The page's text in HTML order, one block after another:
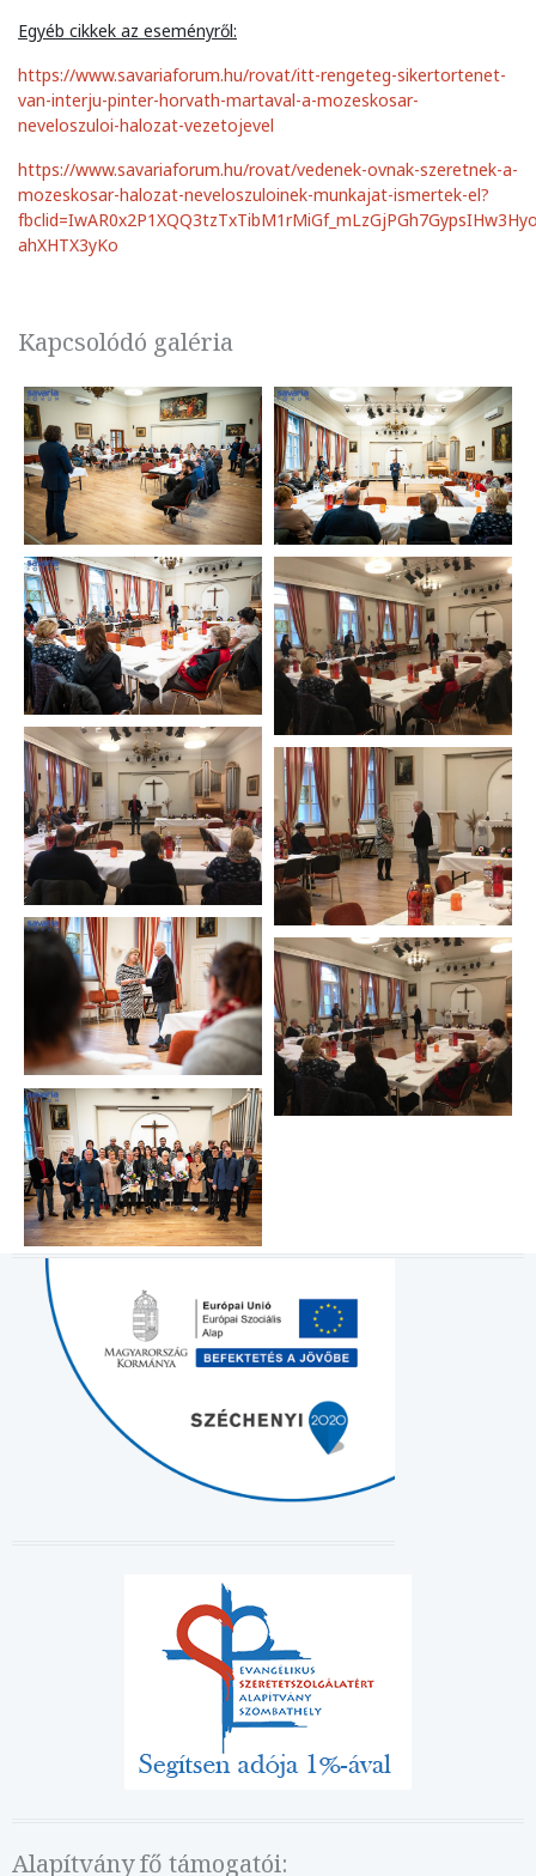
Egyéb cikkek az eseményről:
https://www.savariaforum.hu/rovat/itt-rengeteg-sikertortenet-
van-interju-pinter-horvath-martaval-a-mozeskosar-
neveloszuloi-halozat-vezetojevel
https://www.savariaforum.hu/rovat/vedenek-ovnak-szeretnek-a-
mozeskosar-halozat-neveloszuloinek-munkajat-ismertek-el?
ahXHTX3yKo
Kapcsolódó galéria
Alapítvány fő támogatói: